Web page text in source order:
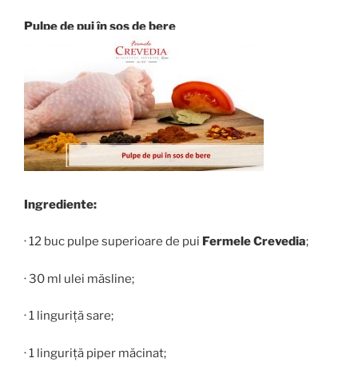
Pulpe de pui în sos de bere
Ingrediente:
· 12 buc pulpe superioare de pui Fermele Crevedia;
· 30 ml ulei măsline;
· 1 linguriță sare;
· 1 linguriță piper măcinat;